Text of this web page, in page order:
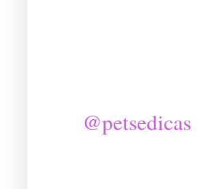
@petsedicas